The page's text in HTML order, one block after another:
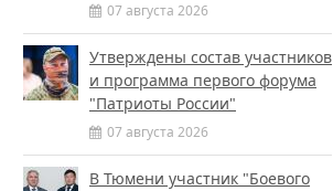
07 августа 2026
Утверждены состав участников
и программа первого форума
"Патриоты России"
07 августа 2026
В Тюмени участник "Боевого